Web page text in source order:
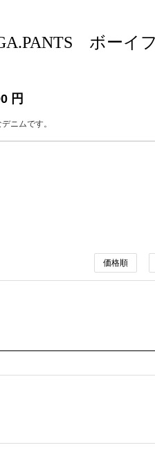
ボーイ
円
ニムです。
価格順